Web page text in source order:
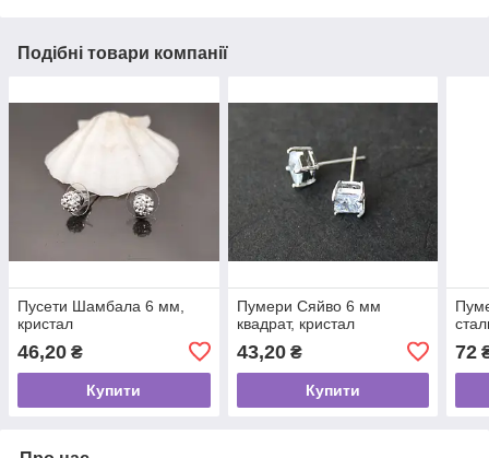
Подібні товари компанії
Пусети Шамбала 6 мм,
кристал
46,20 ₴
Купити
Пумери Сяйво 6 мм
квадрат, кристал
43,20₴
Купити
72